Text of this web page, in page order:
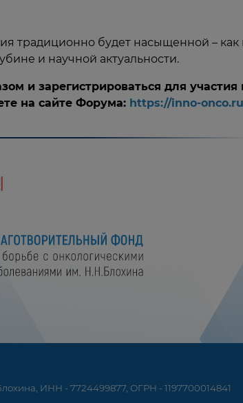
традиционно будет насыщенной – как
и научной актуальности.
и зарегистрироваться для участия
на сайте Форума: https://inno-
ИНН - 7724499877, ОГРН - 1197700014841